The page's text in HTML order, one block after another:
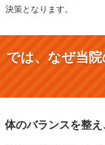
決策となります。
では、なぜ当
体のバランスを整